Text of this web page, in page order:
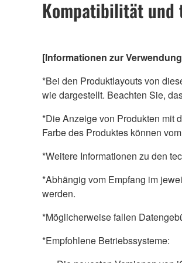
Kompatibilität und
[Informationen zur
*Bei den Produktlayouts von
wie dargestellt. Beachten Sie,
*Die Anzeige von Produkten mit
Farbe des Produktes können
*Weitere Informationen zu den
*Abhängig vom Empfang im
werden.
*Möglicherweise fallen
*Empfohlene Betriebssysteme: